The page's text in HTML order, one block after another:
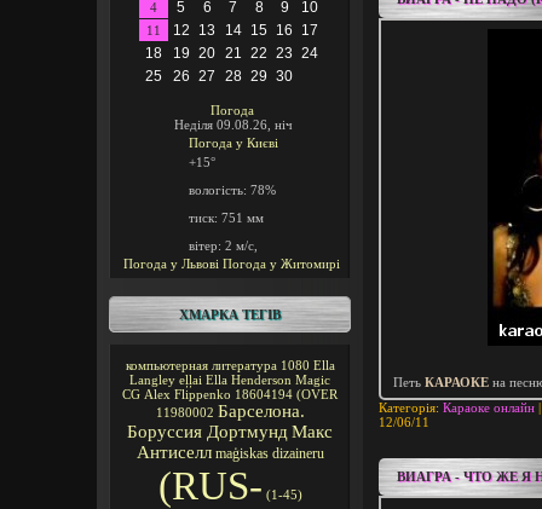
4 5 6 7 8 9 10
11 12 13 14 15 16
17
18
19 20 21 22 23 24
25
26 27 28 29 30
Погода
Неділя 09.08.26, ніч
Погода у Києві
+15°
вологість: 78%
тиск: 751 мм
вітер: 2 м/с,
Погода у Львові Погода у Житомирі
ХМАРКА ТЕГІВ
компьютерная литература 1080 Ella
Langley eļļai Ella Henderson Magic
CG Alex Flippenko 18604194 (OVER
11980002 Барселона.
Боруссия Дортмунд Макс
Антиселл maģiskas dizaineru
(RUS- (1-45)
Петь КАРАОКЕ на
Категорія: Караоке онлайн
12/06/11
ВИАГРА - ЧТО ЖЕ Я